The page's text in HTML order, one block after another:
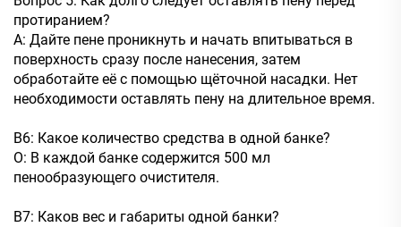
протиранием?
A: Дайте пене проникнуть и начать впитываться в
поверхность сразу после нанесения, затем
обработайте её с помощью щёточной насадки. Нет
необходимости оставлять пену на длительное время.
В6: Какое количество средства в одной банке?
О: В каждой банке содержится 500 мл
пенообразующего очистителя.
В7: Каков вес и габариты одной банки?